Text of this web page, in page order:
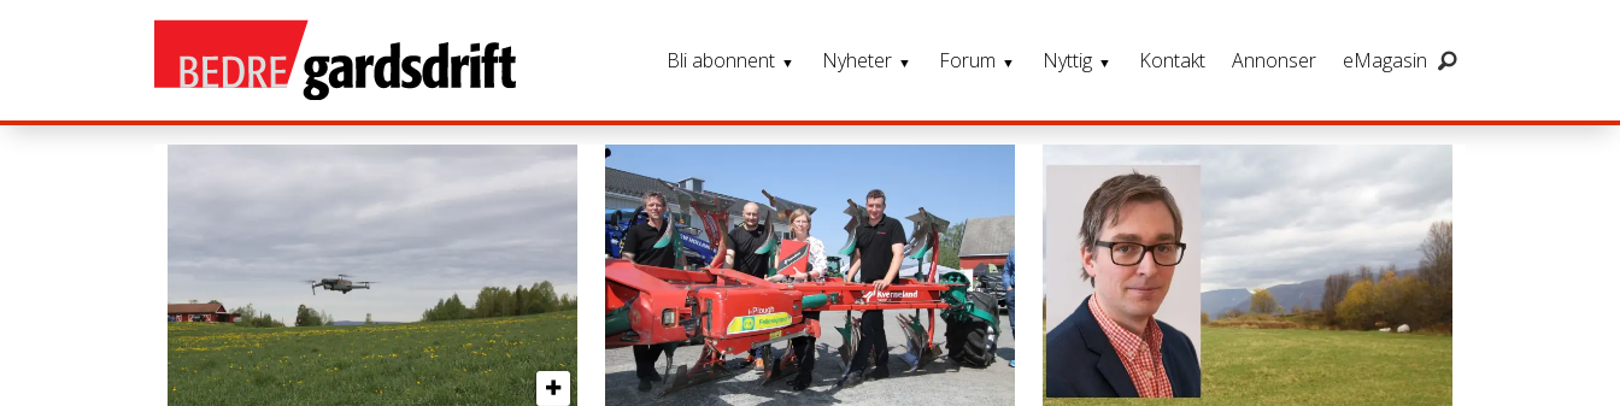
Bli abonnent Nyheter Forum Nyttig Kontakt Annonser eMagasin
forskning
utdanning